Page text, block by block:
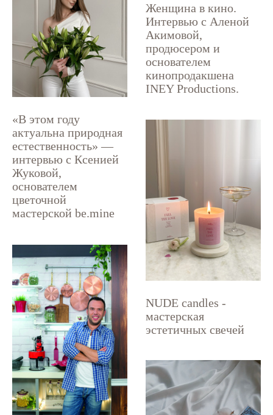
Женщина в кино.
Интервью с Аленой
Акимовой,
продюсером и
основателем
кинопродакшена
INEY Productions.
«В этом году
актуальна природная
естественность» —
интервью с Ксенией
Жуковой,
основателем
цветочной
мастерской be.mine
NUDE candles -
мастерская
эстетичных свечей